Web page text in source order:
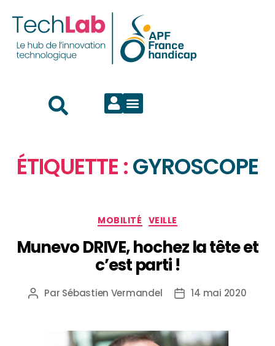
ÉTIQUETTE :GYROSCOPE
MOBILITÉ VEILLE
Munevo DRIVE, hochez la tête et
c’est parti !
Par Sébastien Vermandel 14 mai 2020